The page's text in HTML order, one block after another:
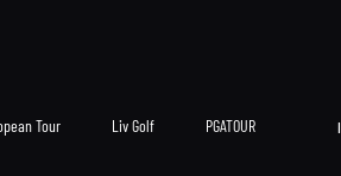
Tour Liv Golf PGATOUR